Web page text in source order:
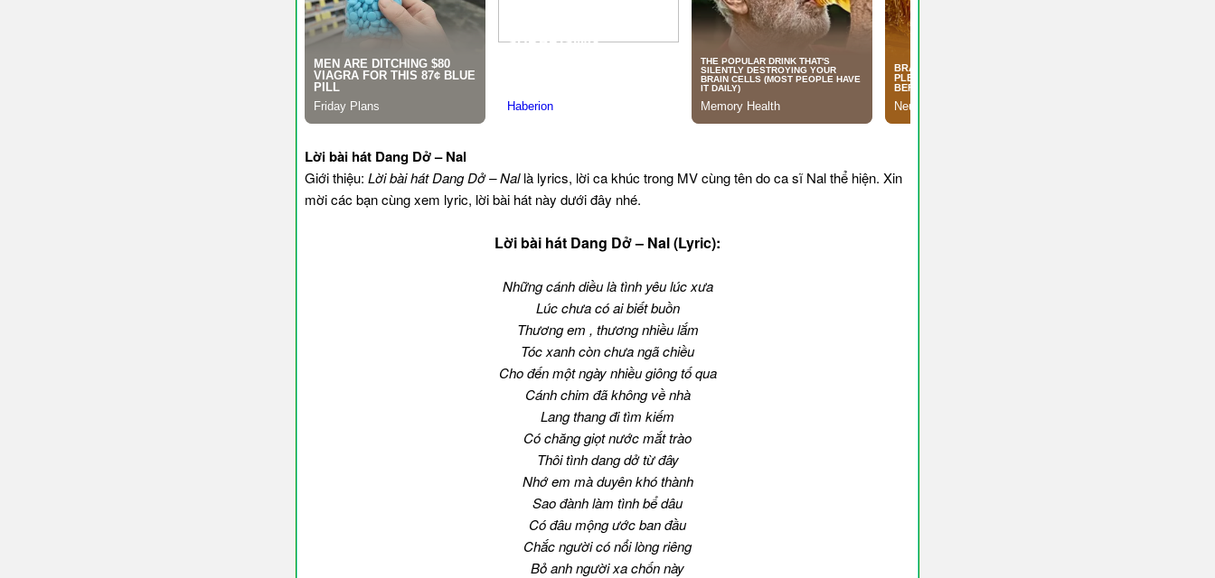
Lời bài hát Dang Dở – Nal
Giới thiệu: Lời bài hát Dang Dở – Nallà lyrics, lời ca khúc trong MV cùng tên do ca sĩ Nal thể hiện. Xin
mời các bạn cùng xem lyric, lời bài hát này dưới đây nhé.
Lời bài hát Dang Dở – Nal (Lyric):
Những cánh diều là tình yêu lúc xưa
Lúc chưa có ai biết buồn
Thương em , thương nhiều lắm
Tóc xanh còn chưa ngã chiều
Cho đến một ngày nhiều giông tố qua
Cánh chim đã không về nhà
Lang thang đi tìm kiếm
Có chăng giọt nước mắt trào
Thôi tình dang dở từ đây
Nhớ em mà duyên khó thành
Sao đành làm tình bể dâu
Có đâu mộng ước ban đầu
Chắc người có nổi lòng riêng
Bỏ anh người xa chốn này